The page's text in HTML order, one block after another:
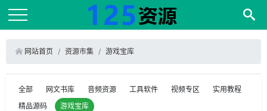
网站首页 资源市集 游戏宝库
全部 网文书库 音频资源 工具软件 视频专区
实用教程
精品源码
游戏宝库